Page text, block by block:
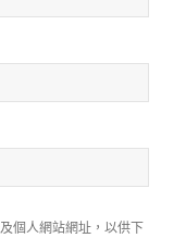
個人網站網址，以供下